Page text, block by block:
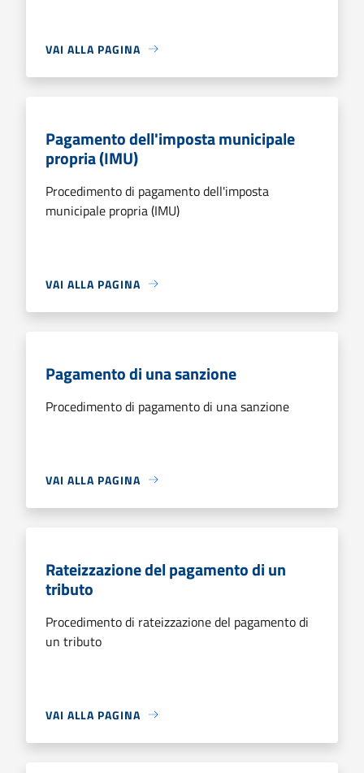
VAI ALLA PAGINA
Pagamento dell'imposta municipale
propria (IMU)
Procedimento di pagamento dell'imposta
municipale propria (IMU)
VAI ALLA PAGINA
Pagamento di una sanzione
Procedimento di pagamento di una sanzione
VAI ALLA PAGINA
Rateizzazione del pagamento di un
tributo
Procedimento di rateizzazione del pagamento di
un tributo
VAI ALLA PAGINA